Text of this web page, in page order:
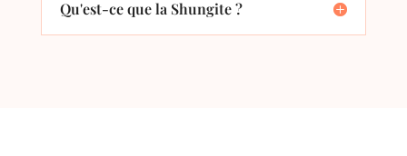
Qu'est-ce que la Shungite ?